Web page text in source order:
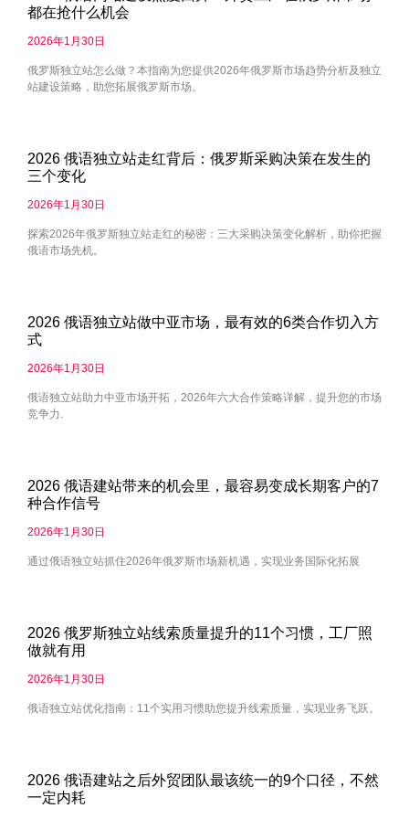
都在抢什么机会
2026年1月30日
俄罗斯独立站怎么做？本指南为您提供2026年俄罗斯市场趋势分析及独立
站建设策略，助您拓展俄罗斯市场。
2026 俄语独立站走红背后：俄罗斯采购决策在发生的
三个变化
2026年1月30日
探索2026年俄罗斯独立站走红的秘密：三大采购决策变化解析，助你把握
俄语市场先机。
2026 俄语独立站做中亚市场，最有效的6类合作切入方
式
2026年1月30日
俄语独立站助力中亚市场开拓，2026年六大合作策略详解，提升您的市场
竞争力.
2026 俄语建站带来的机会里，最容易变成长期客户的7
种合作信号
2026年1月30日
通过俄语独立站抓住2026年俄罗斯市场新机遇，实现业务国际化拓展
2026 俄罗斯独立站线索质量提升的11个习惯，工厂照
做就有用
2026年1月30日
俄语独立站优化指南：11个实用习惯助您提升线索质量，实现业务飞跃。
2026 俄语建站之后外贸团队最该统一的9个口径，不然
一定内耗